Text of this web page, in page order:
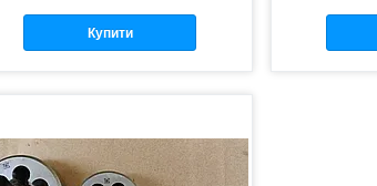
Купити